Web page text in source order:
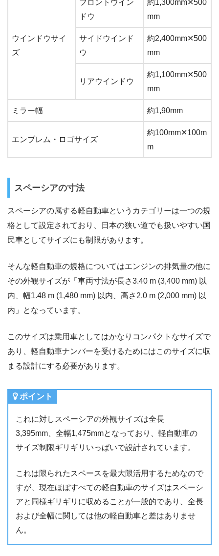
ウインドウサイ
ズ
フロントウイン
ドウ
約1,300mm✕500
mm
サイドウインド
ウ
約2,400mm✕500
mm
リアウインドウ
約1,100mm✕500
mm
ミラー幅 約1,90mm
エンブレム・ロゴサイズ
約100mm✕100m
m
スペーシアの寸法
スペーシアの属する軽自動車というカテゴリーは一つの規
格として設定されており、日本の狭い道でも扱いやすい国
民車としてサイズにも制限があります。
そんな軽自動車の規格についてはエンジンの排気量の他に
その外観サイズが「車両寸法が長さ3.40 m (3,400 mm) 以
内、幅1.48 m (1,480 mm) 以内、高さ2.0 m (2,000 mm) 以
内」となっています。
このサイズは乗用車としてはかなりコンパクトなサイズで
あり、軽自動車ナンバーを受けるためにはこのサイズに収
まる設計にする必要があります。
ポイント
これに対しスペーシアの外観サイズは全長
3,395mm、全幅1,475mmとなっており、軽自動車の
サイズ制限ギリギリいっぱいで設計されています。
これは限られたスペースを最大限活用するためなので
すが、現在ほぼすべての軽自動車のサイズはスペーシ
アと同様ギリギリに収めることが一般的であり、全長
および全幅に関しては他の軽自動車と差はありませ
ん。